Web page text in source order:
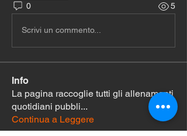
0 5
Scrivi un commento...
Info
La pagina raccoglie tutti gli allenamenti
quotidiani pubbli...
Continua a Leggere